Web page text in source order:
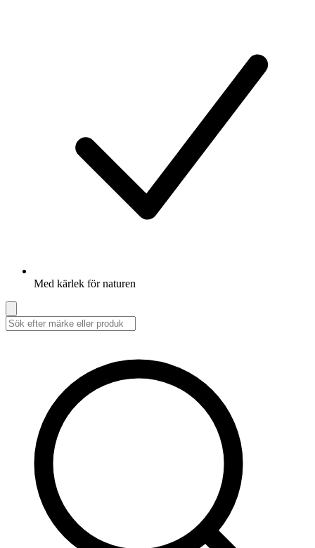
Med kärlek för naturen